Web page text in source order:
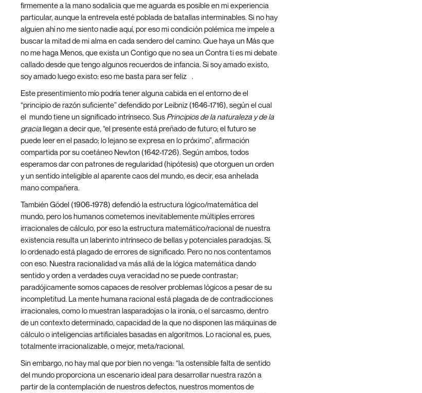
firmemente a la mano sodalicia que me aguarda es posible en mi experiencia
particular, aunque la entrevela esté poblada de batallas interminables. Si no hay
alguien ahí no me siento nadie aquí, por eso mi condición polémica me impele a
buscar la mitad de mi alma en cada sendero del camino. Que haya un Más que
no me haga Menos, que exista un Contigo que no sea un Contra ti es mi debate
callado desde que tengo algunos recuerdos de infancia. Si soy amado existo,
soy amado luego existo: eso me basta para ser feliz
.
Este presentimiento mío podría tener alguna cabida en el entorno de el
“principio de razón suficiente” defendido por Leibniz (1646-1716), según el cual
el mundo tiene un significado intrínseco. Sus Principios de la naturaleza y de la
graciallegan a decir que,“el presente está preñado de futuro; el futuro se
puede leer en el pasado; lo lejano se expresa en lo próximo”, afirmación
compartida por su coetáneo Newton (1642-1726). Según ambos, todos
esperamos dar con patrones de regularidad (hipótesis) que otorguen un orden
y un sentido inteligible al aparente caos del mundo, es decir, esa anhelada
mano compañera.
También Gödel (1906-1978) defendió la estructura lógico/matemática del
mundo, pero los humanos cometemos inevitablemente múltiples errores
irracionales de cálculo, por eso la estructura matemático/racional de nuestra
existencia resulta un laberinto intrínseco de bellas y potenciales paradojas. Sí,
lo ordenado está plagado de errores de significado. Pero no nos contentamos
con eso. Nuestra racionalidad va más allá de la lógica matemática dando
sentido y orden a verdades cuya veracidad no se puede contrastar;
paradójicamente somos capaces de resolver problemas lógicos a pesar de su
incompletitud. La mente humana racional está plagada de de contradicciones
irracionales, como lo muestran lasparadojas o la ironía, o el sarcasmo, dentro
de un contexto determinado, capacidad de la que no disponen las máquinas de
cálculo o inteligencias artificiales basadas en algoritmos. Lo racional es, pues,
totalmente irracionalizable, o mejor, meta/racional.
Sin embargo, no hay mal que por bien no venga: “la ostensible falta de sentido
del mundo proporciona un escenario ideal para desarrollar nuestra razón a
partir de la contemplación de nuestros defectos, nuestros momentos de